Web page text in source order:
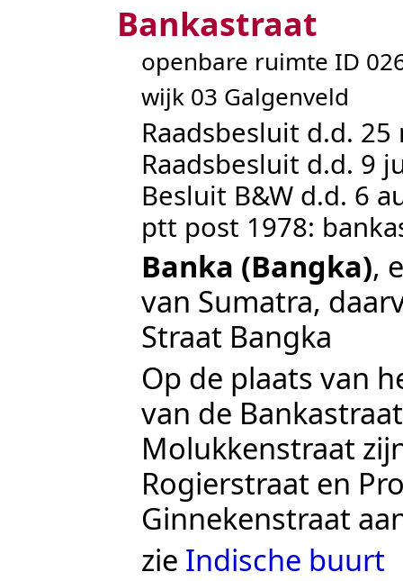
Bankastraat
openbare ruimte ID
wijk 03 Galgenveld
Raadsbesluit d.d.
Raadsbesluit d.d. 9
Besluit B&W d.d. 6
ptt post 1978:
Banka (Bangka),
van Sumatra,
Straat Bangka
Op de plaats van
van de
Molukkenstraat
Rogierstraat en
Ginnekenstraat
zie Indische buurt